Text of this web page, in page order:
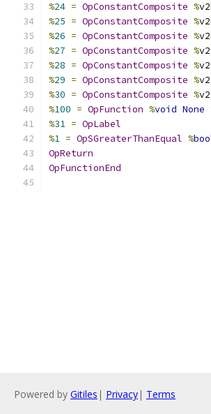
%24 = OpConstantComposite %
%25 = OpConstantComposite %
%26 = OpConstantComposite %
%27 = OpConstantComposite %
%28 = OpConstantComposite %
%29 = OpConstantComposite %
%30 = OpConstantComposite %
%100 = OpFunction %void None
%31 = OpLabel
%1 = OpSGreaterThanEqual %
OpReturn
OpFunctionEnd
Powered by Gitiles | Privacy| Terms